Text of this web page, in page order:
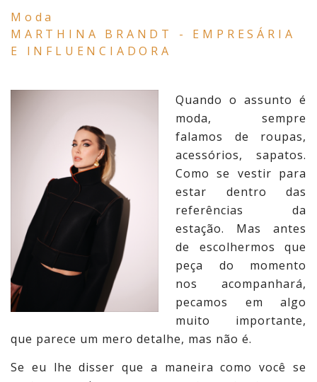
Moda
MARTHINA BRANDT - EMPRESÁRIA
E INFLUENCIADORA
Quando o assunto é
moda, sempre
falamos de roupas,
acessórios, sapatos.
Como se vestir para
estar dentro das
referências da
estação. Mas antes
de escolhermos que
peça do momento
nos acompanhará,
pecamos em algo
muito importante,
que parece um mero detalhe, mas não é.
Se eu lhe disser que a maneira como você se